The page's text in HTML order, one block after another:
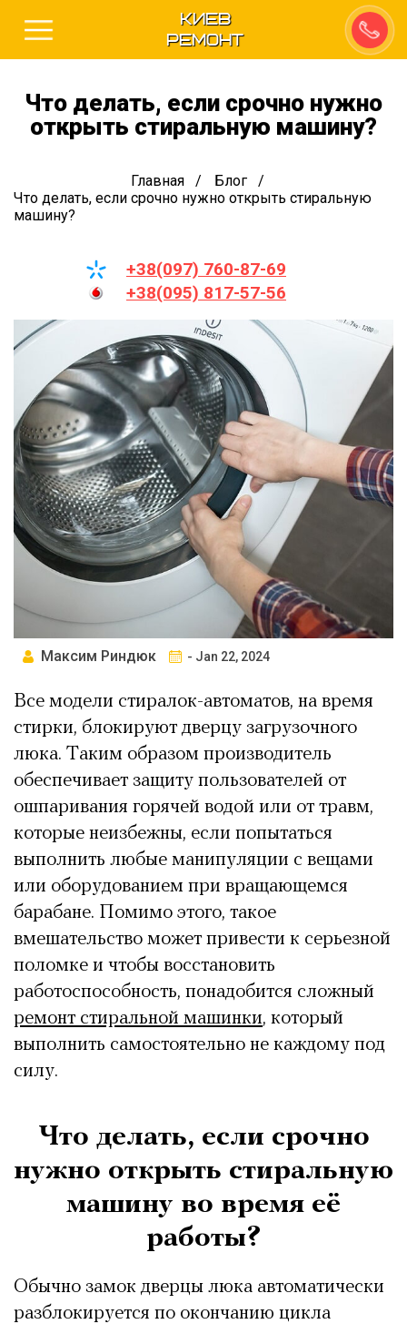
Киев
Ремонт
Что делать, если срочно нужно
открыть стиральную машину?
Главная
Блог
Что делать, если срочно нужно открыть стиральную
машину?
+38(097) 760-87-69
+38(095) 817-57-56
Максим Риндюк - Jan 22, 2024
Все модели стиралок-автоматов, на время
стирки, блокируют дверцу загрузочного
люка. Таким образом производитель
обеспечивает защиту пользователей от
ошпаривания горячей водой или от травм,
которые неизбежны, если попытаться
выполнить любые манипуляции с вещами
или оборудованием при вращающемся
барабане. Помимо этого, такое
вмешательство может привести к серьезной
поломке и чтобы восстановить
работоспособность, понадобится сложный
ремонт стиральной машинки, который
выполнить самостоятельно не каждому под
силу.
Что делать, если срочно
нужно открыть стиральную
машину во время её
работы?
Обычно замок дверцы люка автоматически
разблокируется по окончанию цикла